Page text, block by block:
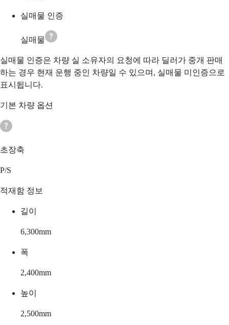
실매물 인증
실매물
실매물 인증은 차량 실 소유자의 요청에 따라 딜러가 중개 판매
하는 경우 현재 운행 중인 차량일 수 있으며, 실매물 미인증으로
표시됩니다.
기본 차량 옵션
초장축
P/S
적재함 정보
길이
6,300mm
폭
2,400mm
높이
2,500mm